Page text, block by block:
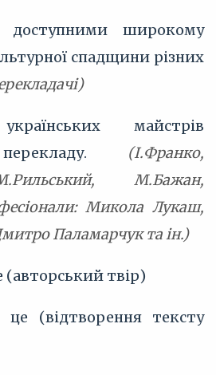
широкому
спадщини різних
майстрів
(І.Франко,
М.Бажан,
Микола Лукаш,
Паламарчук та ін.)
(авторський твір)
(відтворення тексту